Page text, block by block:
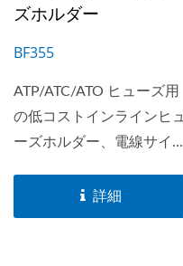
ズホルダー
BF355
ATP/ATC/ATO ヒューズ用
の低コストインラインヒュ
ーズホルダー、電線サイズ
大電流は...
詳細